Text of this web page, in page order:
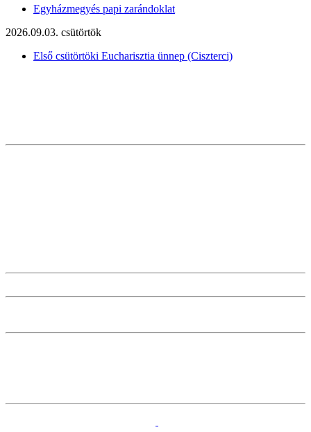
Egyházmegyés papi zarándoklat
2026.09.03. csütörtök
Első csütörtöki Eucharisztia ünnep (Ciszterci)